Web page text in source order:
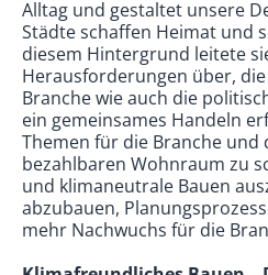
Alltag und gestaltet unsere
Städte schaffen Heimat und
diesem Hintergrund leitete
Herausforderungen über,
Branche wie auch die
ein gemeinsames Handeln
Themen für die Branche und
bezahlbaren Wohnraum zu
und klimaneutrale Bauen
abzubauen,
mehr Nachwuchs für die